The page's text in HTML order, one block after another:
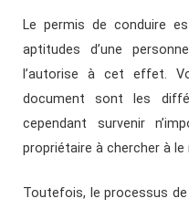
Le permis de conduire
aptitudes d’une
l’autorise à cet effet.
document sont les
cependant survenir
propriétaire à chercher à le
Toutefois, le processus